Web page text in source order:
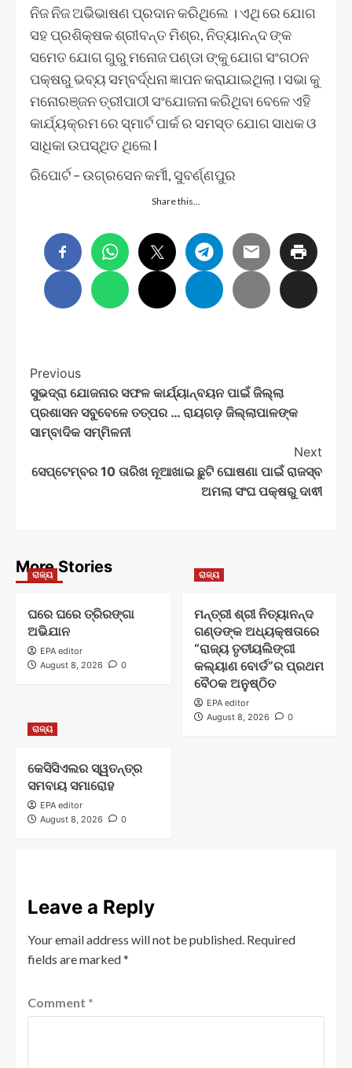
ନିଜ ନିଜ ଅଭିଭାଷଣ ପ୍ରଦାନ କରିଥିଲେ । ଏଥି ରେ ଯୋଗ
ସହ ପ୍ରଶିକ୍ଷକ ଶ୍ରୀବନ୍ତ ମିଶ୍ର, ନିତ୍ୟାନନ୍ଦ ଙ୍କ
ସମେତ ଯୋଗ ଗୁରୁ ମନୋଜ ପଣ୍ଡା ଙ୍କୁ ଯୋଗ ସଂଗଠନ
ପକ୍ଷରୁ ଭବ୍ୟ ସମ୍ବର୍ଦ୍ଧନା ଜ୍ଞାପନ କରାଯାଇଥିଲା। ସଭା କୁ
ମନୋରଞ୍ଜନ ତ୍ରୀପାଠୀ ସଂଯୋଜନା କରିଥିବା ବେଳେ ଏହି
କାର୍ଯ୍ୟକ୍ରମ ରେ ସ୍ମାର୍ଟ ପାର୍କ ର ସମସ୍ତ ଯୋଗ ସାଧକ ଓ
ସାଧିକା ଉପସ୍ଥିତ ଥିଲେ l
ରିପୋର୍ଟ – ଉଗ୍ରସେନ କର୍ମୀ, ସୁବର୍ଣ୍ଣପୁର
Share this…
Post
Navigation
Previous
ସୁଭଦ୍ରା ଯୋଜନାର ସଫଳ କାର୍ଯ୍ୟାନ୍ବୟନ ପାଇଁ ଜିଲ୍ଲା
ପ୍ରଶାସନ ସବୁବେଳେ ତତ୍ପର … ରାୟଗଡ଼ ଜିଲ୍ଲାପାଳଙ୍କ
ସାମ୍ବାଦିକ ସମ୍ମିଳନୀ
Next
ସେପ୍ଟେମ୍ବର 10 ତାରିଖ ନୂଆଖାଇ ଛୁଟି ଘୋଷଣା ପାଇଁ ରାଜସ୍ବ
ଅମଲା ସଂଘ ପକ୍ଷରୁ ଦାଵୀ
More Stories
ରାଜ୍ୟ
ଘରେ ଘରେ ତ୍ରିରଙ୍ଗା
ଅଭିଯାନ
EPA editor
August 8, 2026
0
ରାଜ୍ୟ
ମନ୍ତ୍ରୀ ଶ୍ରୀ ନିତ୍ୟାନନ୍ଦ
ଗଣ୍ଡଙ୍କ ଅଧ୍ୟକ୍ଷତାରେ
“ରାଜ୍ୟ ତୃତୀୟଲିଙ୍ଗୀ
କଲ୍ୟାଣ ବୋର୍ଡ”ର ପ୍ରଥମ
ବୈଠକ ଅନୁଷ୍ଠିତ
EPA editor
August 8, 2026
0
ରାଜ୍ୟ
କେସିସିଏଲର ସ୍ୱତନ୍ତ୍ର
ସମବାୟ ସମାରୋହ
EPA editor
August 8, 2026
0
Leave a Reply
Your email address will not be published. Required
fields are marked*
Comment *